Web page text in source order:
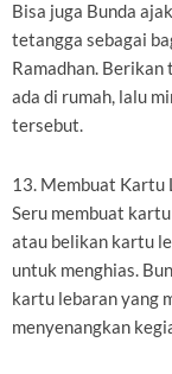
Bisa juga Bunda
tetangga sebagai
Ramadhan.
ada di rumah, lalu
tersebut.
13. Membuat Kartu
Seru membuat
atau belikan kartu
untuk menghias.
kartu lebaran yang
menyenangkan